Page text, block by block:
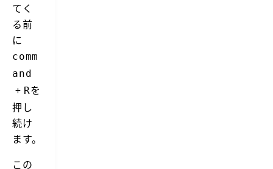
てく
る前
に
comm
and
+ Rを
押し
続け
ます。
この